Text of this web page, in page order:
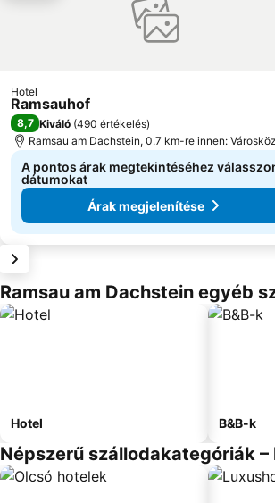
Hotel
Ramsauhof
8,7 Kiváló (490 értékelés)
Ramsau am Dachstein, 0.7 km-re innen:
A pontos árak megtekintéséhez
dátumokat
Árak megjelenítése
Ramsau am Dachstein egyéb
Hotel B&B-k
Népszerű szállodakategóriák –